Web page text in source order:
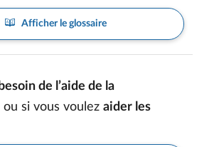
Afficher le glossaire
de l’aide de la
ou si vous voulez aider les